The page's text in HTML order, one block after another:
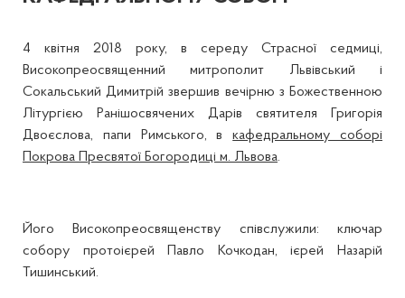
4 квітня 2018 року, в середу Страсної седмиці,
Високопреосвященний митрополит Львівський і
Сокальський Димитрій звершив вечірню з Божественною
Літургією Ранішосвячених Дарів святителя Григорія
Двоєслова, папи Римського, вкафедральному соборі
Покрова Пресвятої Богородиці м. Львова.
Його Високопреосвященству співслужили: ключар
собору протоієрей Павло Кочкодан, ієрей Назарій
Тишинський.